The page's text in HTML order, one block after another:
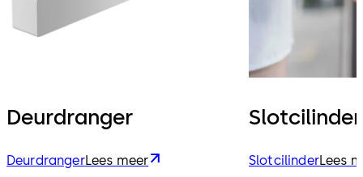
Deurdranger
DeurdrangerLees meer
Slotcilinder
SlotcilinderLees